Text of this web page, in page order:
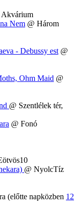
Akvárium
Nem @ Három
- Debussy est @
Ohm Maid @
@ Szentlélek tér,
@ Fonó
@ NyolcTíz
(előtte napközben 12